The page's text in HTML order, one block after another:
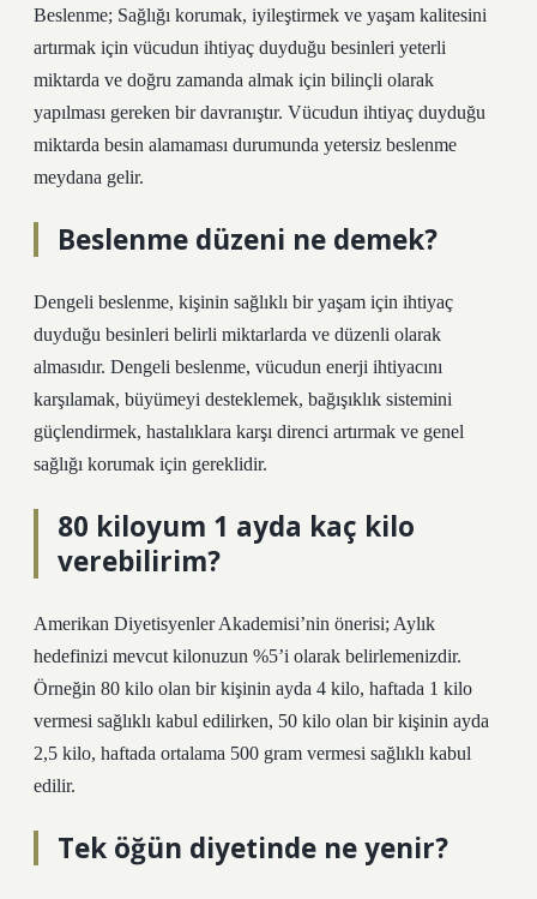
Beslenme; Sağlığı korumak, iyileştirmek ve yaşam kalitesini
artırmak için vücudun ihtiyaç duyduğu besinleri yeterli
miktarda ve doğru zamanda almak için bilinçli olarak
yapılması gereken bir davranıştır. Vücudun ihtiyaç duyduğu
miktarda besin alamaması durumunda yetersiz beslenme
meydana gelir.
Beslenme düzeni ne demek?
Dengeli beslenme, kişinin sağlıklı bir yaşam için ihtiyaç
duyduğu besinleri belirli miktarlarda ve düzenli olarak
almasıdır. Dengeli beslenme, vücudun enerji ihtiyacını
karşılamak, büyümeyi desteklemek, bağışıklık sistemini
güçlendirmek, hastalıklara karşı direnci artırmak ve genel
sağlığı korumak için gereklidir.
80 kiloyum 1 ayda kaç kilo
verebilirim?
Amerikan Diyetisyenler Akademisi’nin önerisi; Aylık
hedefinizi mevcut kilonuzun %5’i olarak belirlemenizdir.
Örneğin 80 kilo olan bir kişinin ayda 4 kilo, haftada 1 kilo
vermesi sağlıklı kabul edilirken, 50 kilo olan bir kişinin ayda
2,5 kilo, haftada ortalama 500 gram vermesi sağlıklı kabul
edilir.
Tek öğün diyetinde ne yenir?